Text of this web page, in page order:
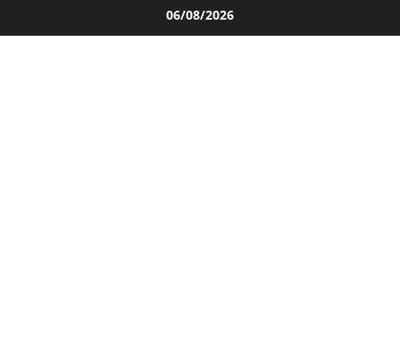
al
06/08/2026